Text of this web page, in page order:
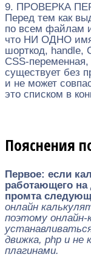
9. ПРОВЕРКА
Перед тем как
по всем файлам
что НИ ОДНО имя
шорткод, handle,
CSS-
существует без
и не может
это списком в
Пояснения
Первое: если
работающего на
промта
онлайн
поэтому онлайн-
движка, php и не
плагинами.